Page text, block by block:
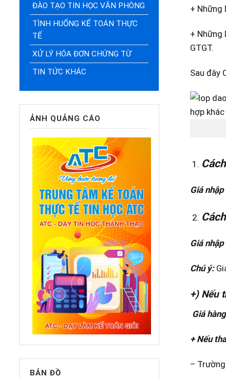
ĐÀO TẠO TIN HỌC VĂN PHÒNG
TÌNH HUỐNG KẾ TOÁN THỰC
TẾ
XỬ LÝ HÓA ĐƠN CHỨNG TỪ
TIN TỨC KHÁC
ẢNH QUẢNG CÁO
BẢN ĐỒ
+ Những
+ Những
GTGT.
Sau đây
Giá
Giá
Chú ý:
+) Nếu
Giá
+ Nếu
–